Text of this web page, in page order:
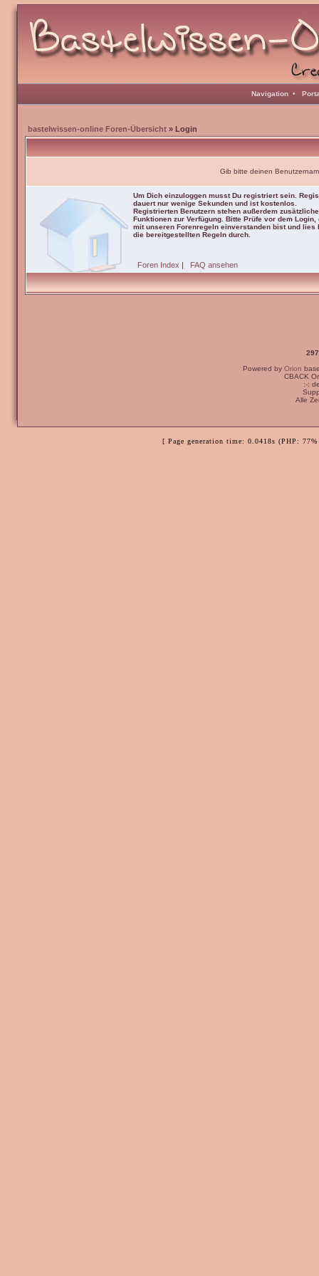
Navigation •
bastelwissen-online Foren-Übersicht » Login
Gib bitte deinen
Um Dich einzuloggen musst Du registriert sein.
dauert nur wenige Sekunden und ist kostenlos.
Registrierten Benutzern stehen außerdem zusätzliche
Funktionen zur Verfügung. Bitte Prüfe vor dem Login,
mit unseren Forenregeln einverstanden bist und lies
die bereitgestellten Regeln durch.
Foren Index | FAQ ansehen
Powered by Orion
CBACK
:-:
Alle
[ Page generation time: 0.0418s (PHP: